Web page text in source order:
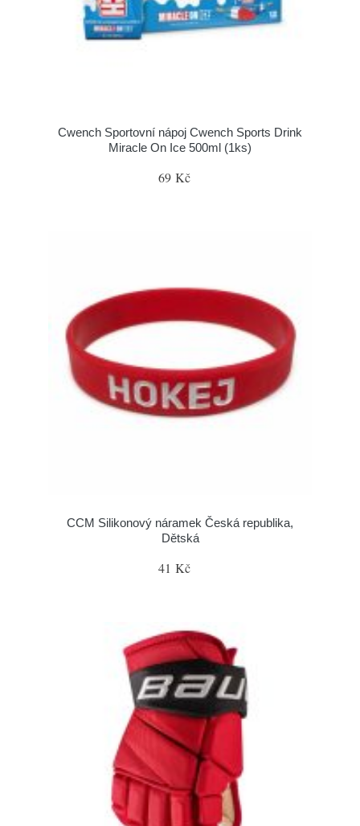
Cwench Sportovní nápoj Cwench Sports Drink
Miracle On Ice 500ml (1ks)
69 Kč
CCM Silikonový náramek Česká republika,
Dětská
41 Kč